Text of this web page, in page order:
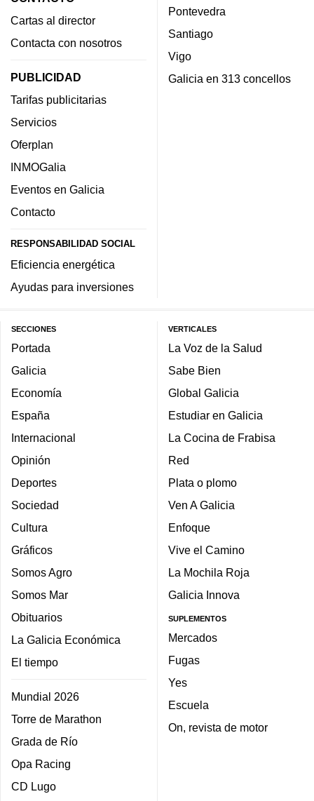
Cartas al director
Contacta con nosotros
PUBLICIDAD
Tarifas publicitarias
Servicios
Oferplan
INMOGalia
Eventos en Galicia
Contacto
RESPONSABILIDAD SOCIAL
Eficiencia energética
Ayudas para inversiones
Pontevedra
Santiago
Vigo
Galicia en 313 concellos
SECCIONES
Portada
Galicia
Economía
España
Internacional
Opinión
Deportes
Sociedad
Cultura
Gráficos
Somos Agro
Somos Mar
Obituarios
La Galicia Económica
El tiempo
Mundial 2026
Torre de Marathon
Grada de Río
Opa Racing
CD Lugo
VERTICALES
La Voz de la Salud
Sabe Bien
Global Galicia
Estudiar en Galicia
La Cocina de Frabisa
Red
Plata o plomo
Ven A Galicia
Enfoque
Vive el Camino
La Mochila Roja
Galicia Innova
SUPLEMENTOS
Mercados
Fugas
Yes
Escuela
On, revista de motor